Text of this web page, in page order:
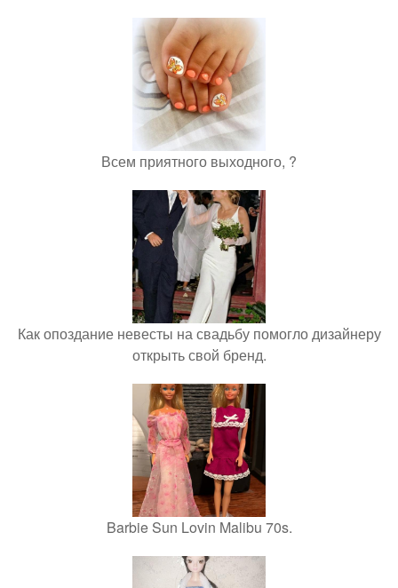
Всем приятного выходного, ?
Как опоздание невесты на свадьбу помогло дизайнеру
открыть свой бренд.
Barbie Sun Lovin Malibu 70s.